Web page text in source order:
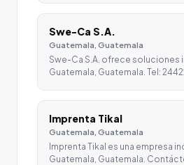
Swe-Ca S.A.
Guatemala, Guatemala
Swe-Ca S.A. ofrece soluciones
Guatemala, Guatemala. Tel:
Imprenta Tikal
Guatemala, Guatemala
Imprenta Tikal es una empresa
Guatemala, Guatemala.